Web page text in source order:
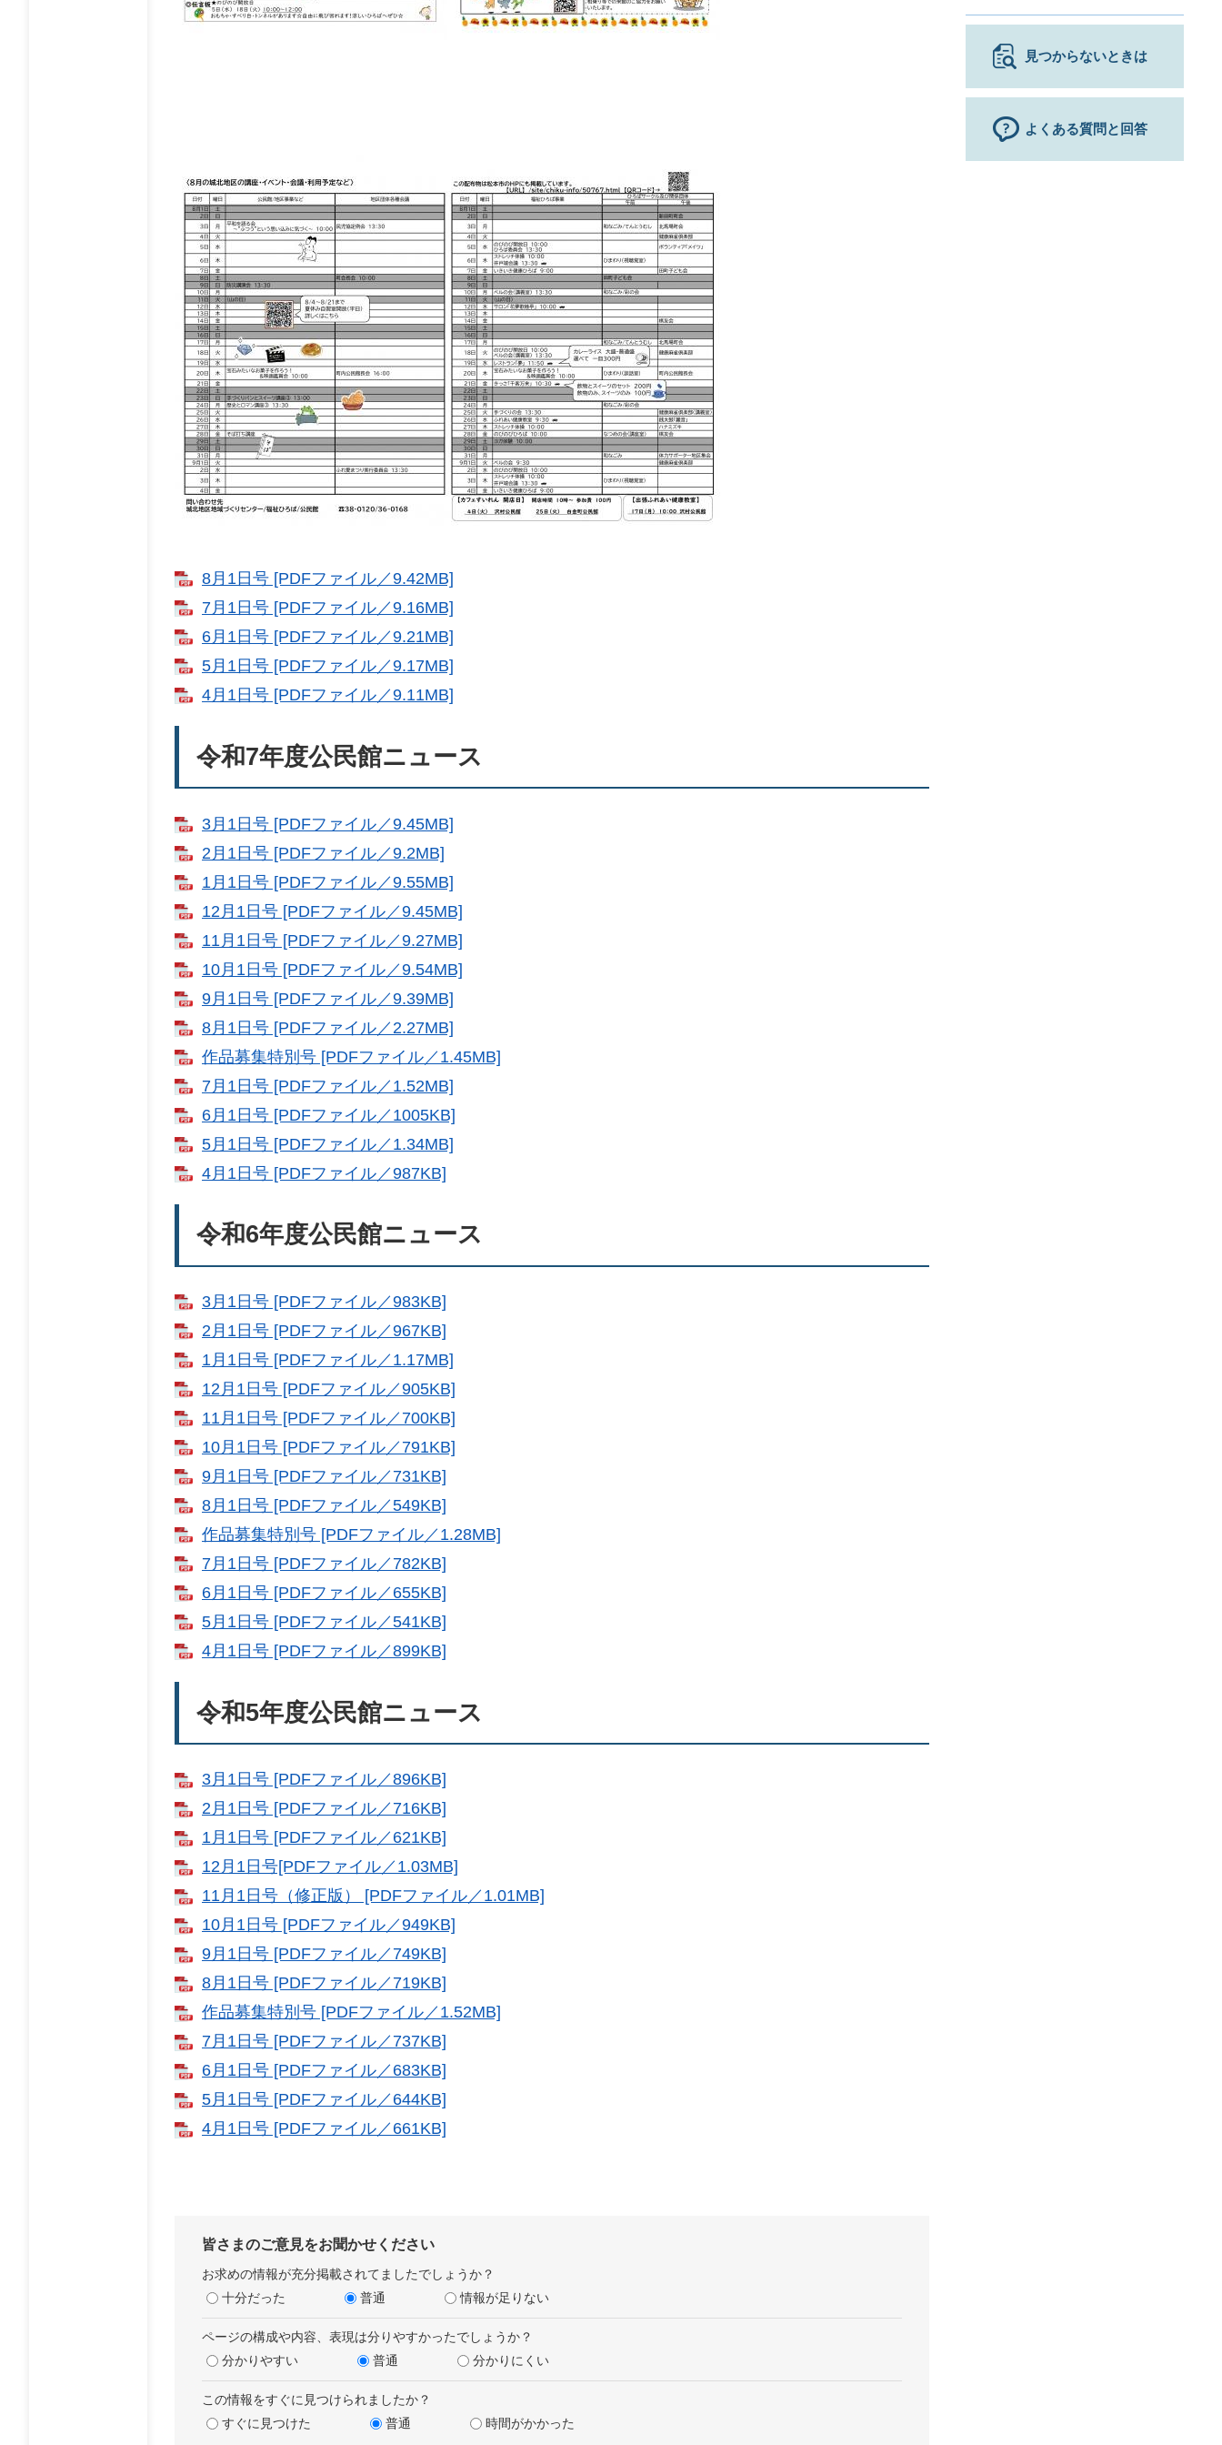
8月1日号 [PDFファイル／9.42MB]
7月1日号 [PDFファイル／9.16MB]
6月1日号 [PDFファイル／9.21MB]
5月1日号 [PDFファイル／9.17MB]
4月1日号 [PDFファイル／9.11MB]
令和7年度公民館ニュース
3月1日号 [PDFファイル／9.45MB]
2月1日号 [PDFファイル／9.2MB]
1月1日号 [PDFファイル／9.55MB]
12月1日号 [PDFファイル／9.45MB]
11月1日号 [PDFファイル／9.27MB]
10月1日号 [PDFファイル／9.54MB]
9月1日号 [PDFファイル／9.39MB]
8月1日号 [PDFファイル／2.27MB]
作品募集特別号 [PDFファイル／1.45MB]
7月1日号 [PDFファイル／1.52MB]
6月1日号 [PDFファイル／1005KB]
5月1日号 [PDFファイル／1.34MB]
4月1日号 [PDFファイル／987KB]
令和6年度公民館ニュース
3月1日号 [PDFファイル／983KB]
2月1日号 [PDFファイル／967KB]
1月1日号 [PDFファイル／1.17MB]
12月1日号 [PDFファイル／905KB]
11月1日号 [PDFファイル／700KB]
10月1日号 [PDFファイル／791KB]
9月1日号 [PDFファイル／731KB]
8月1日号 [PDFファイル／549KB]
作品募集特別号 [PDFファイル／1.28MB]
7月1日号 [PDFファイル／782KB]
6月1日号 [PDFファイル／655KB]
5月1日号 [PDFファイル／541KB]
4月1日号 [PDFファイル／899KB]
令和5年度公民館ニュース
3月1日号 [PDFファイル／896KB]
2月1日号 [PDFファイル／716KB]
1月1日号 [PDFファイル／621KB]
12月1日号[PDFファイル／1.03MB]
11月1日号（修正版） [PDFファイル／1.01MB]
10月1日号 [PDFファイル／949KB]
9月1日号 [PDFファイル／749KB]
8月1日号 [PDFファイル／719KB]
作品募集特別号 [PDFファイル／1.52MB]
7月1日号 [PDFファイル／737KB]
6月1日号 [PDFファイル／683KB]
5月1日号 [PDFファイル／644KB]
4月1日号 [PDFファイル／661KB]
皆さまのご意見をお聞かせください
お求めの情報が充分掲載されてましたでしょうか？
十分だった
普通 情報が足りない
ページの構成や内容、表現は分りやすかったでしょうか？
分かりやすい
普通 分かりにくい
この情報をすぐに見つけられましたか？
すぐに見つけた
普通 時間がかかった
見つからないときは
よくある質問と回答